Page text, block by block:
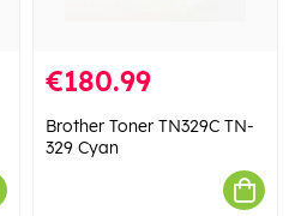
€180.99
Brother Toner TN329C TN-
329 Cyan